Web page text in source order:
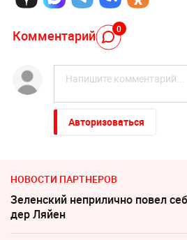
Комментарий 0
Авторизоваться
НОВОСТИ ПАРТНЕРОВ
Зеленский неприлично повел
дер Ляйен